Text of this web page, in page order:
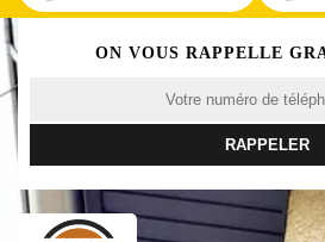
ON VOUS RAPPELLE